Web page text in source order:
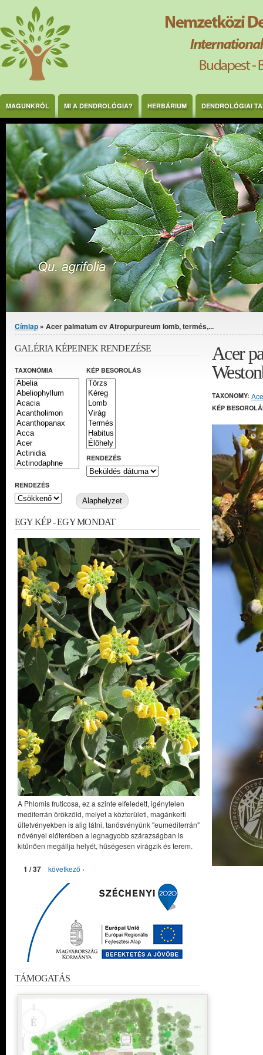
Ugrás a tartalomra
MAGUNKRÓL MI A DENDROLÓGIA? HERBÁRIUM DENDROLÓGIAI
Jelenlegi hely
Címlap » Acer palmatum cv Atropurpureum lomb, termés,...
Acer
TAXONOMY:
KÉP
GALÉRIA KÉPEINEK RENDEZÉSE
TAXONÓMIA KÉP BESOROLÁS
RENDEZÉS
RENDEZÉS
EGY KÉP - EGY MONDAT
A Phlomis fruticosa, ez a szinte elfeledett, igénytelen
mediterrán örökzöld, melyet a közterületi, magánkerti
ültetvényekben is alig látni, tanösvényünk "eumediterrán"
növényei előterében a legnagyobb szárazságban is
kitűnően megállja helyét, hűségesen virágzik és terem.
1 / 37 következő ›
TÁMOGATÁS